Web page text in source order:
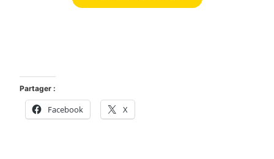
Partager :
Facebook X